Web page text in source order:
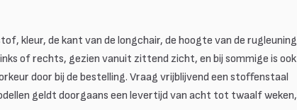
kleur, de kant van de longchair, de hoogte van de rugleuning
of rechts, gezien vanuit zittend zicht, en bij sommige is ook
door bij de bestelling. Vraag vrijblijvend een stoffenstaal
geldt doorgaans een levertijd van acht tot twaalf weken,